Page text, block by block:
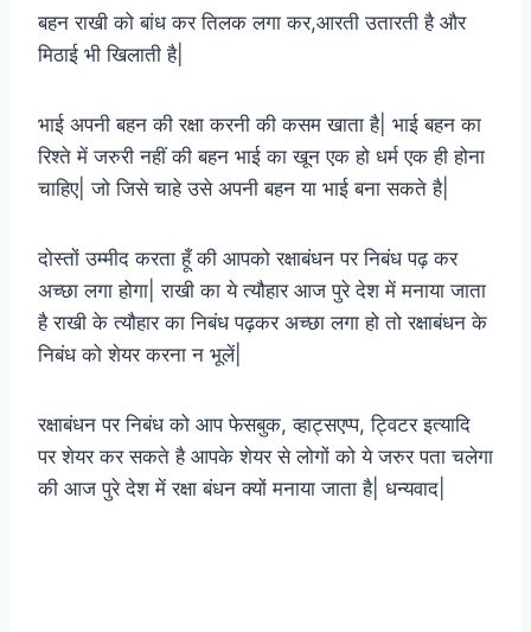
बहन राखी को बांध कर तिलक लगा कर,आरती उतारती है और
मिठाई भी खिलाती है|
भाई अपनी बहन की रक्षा करनी की कसम खाता है| भाई बहन का
रिश्ते में जरुरी नहीं की बहन भाई का खून एक हो धर्म एक ही होना
चाहिए| जो जिसे चाहे उसे अपनी बहन या भाई बना सकते है|
दोस्तों उम्मीद करता हूँ की आपको रक्षाबंधन पर निबंध पढ़ कर
अच्छा लगा होगा| राखी का ये त्यौहार आज पुरे देश में मनाया जाता
है राखी के त्यौहार का निबंध पढ़कर अच्छा लगा हो तो रक्षाबंधन के
निबंध को शेयर करना न भूलें|
रक्षाबंधन पर निबंध को आप फेसबुक, व्हाट्सएप्प, ट्विटर इत्यादि
पर शेयर कर सकते है आपके शेयर से लोगों को ये जरुर पता चलेगा
की आज पुरे देश में रक्षा बंधन क्यों मनाया जाता है| धन्यवाद|